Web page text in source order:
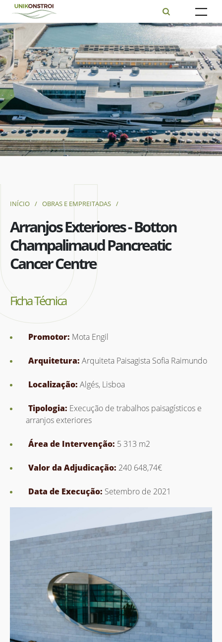
INÍCIO / OBRAS E EMPREITADAS /
Arranjos Exteriores - Botton
Champalimaud Pancreatic
Cancer Centre
Ficha Técnica
Promotor: Mota Engil
Arquitetura: Arquiteta Paisagista Sofia Raimundo
Localização: Algés, Lisboa
Tipologia: Execução de trabalhos paisagísticos e
arranjos exteriores
Área de Intervenção: 5 313 m2
Valor da Adjudicação: 240 648,74€
Data de Execução: Setembro de 2021